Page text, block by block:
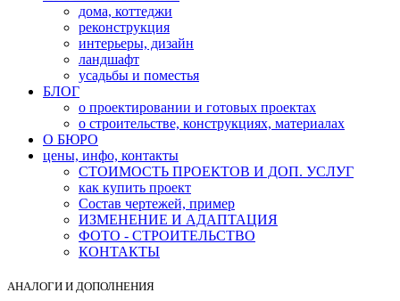
дома, коттеджи
реконструкция
интерьеры, дизайн
ландшафт
усадьбы и поместья
БЛОГ
о проектировании и готовых проектах
о строительстве, конструкциях, материалах
О БЮРО
цены, инфо, контакты
СТОИМОСТЬ ПРОЕКТОВ И ДОП. УСЛУГ
как купить проект
Состав чертежей, пример
ИЗМЕНЕНИЕ И АДАПТАЦИЯ
ФОТО - СТРОИТЕЛЬСТВО
КОНТАКТЫ
АНАЛОГИ И ДОПОЛНЕНИЯ